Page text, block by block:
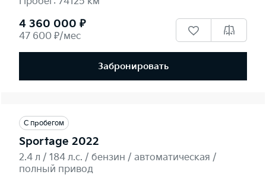
4 360 000 ₽
47 600 ₽/мес
Забронировать
С пробегом
Sportage 2022
2.4 л / 184 л.c. / бензин / автоматическая /
полный привод